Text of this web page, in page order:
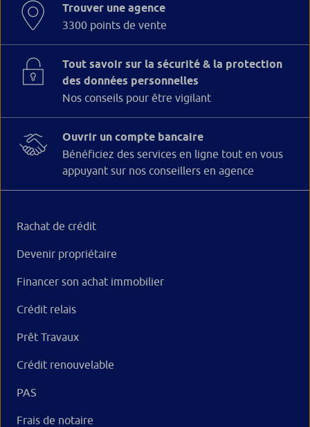
Trouver une agence
3300 points de vente
Tout savoir sur la sécurité & la protection
des données personnelles
Nos conseils pour être vigilant
Ouvrir un compte bancaire
Bénéficiez des services en ligne tout en vous
appuyant sur nos conseillers en agence
Rachat de crédit
Devenir propriétaire
Financer son achat immobilier
Crédit relais
Prêt Travaux
Crédit renouvelable
PAS
Frais de notaire